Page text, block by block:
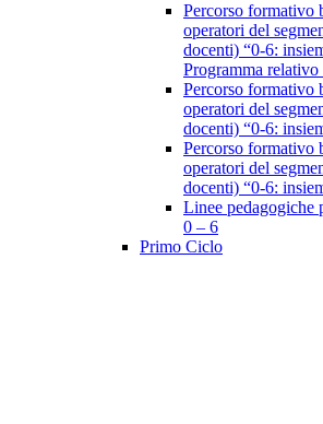
Percorso formativo
operatori del
docenti) “0-6:
Programma relativo
Percorso formativo
operatori del
docenti) “0-6:
Percorso formativo
operatori del
docenti) “0-6:
Linee pedagogiche
0 – 6
Primo Ciclo